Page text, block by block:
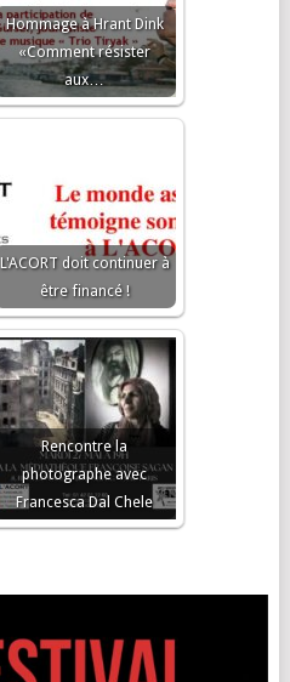
Hommage à Hrant Dink
«Comment résister
aux…
L'ACORT doit continuer à
être financé !
Rencontre la
photographe avec
Francesca Dal Chele